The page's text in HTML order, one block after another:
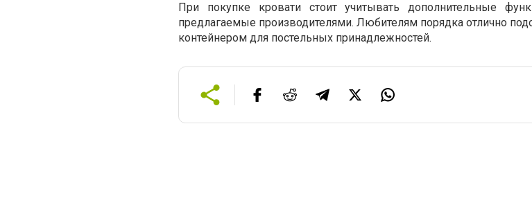
При покупке кровати стоит учитывать дополнительные
предлагаемые производителями. Любителям порядка отлично
контейнером для постельных принадлежностей.